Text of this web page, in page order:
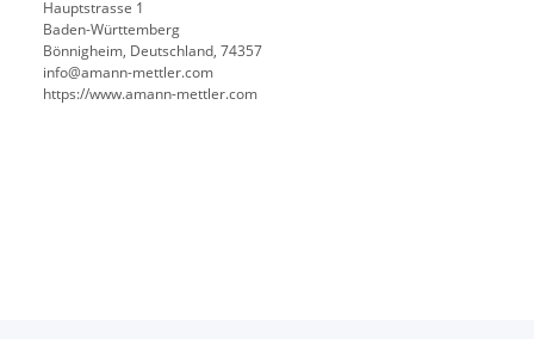
Hauptstrasse 1
Baden-Württemberg
Bönnigheim, Deutschland, 74357
info@amann-mettler.com
https://www.amann-mettler.com